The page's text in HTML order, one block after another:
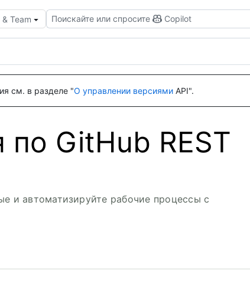
Team Поискайте или спросите Copilot
см. в разделе "О управлении версиями API".
GitHub REST
и автоматизируйте рабочие процессы с